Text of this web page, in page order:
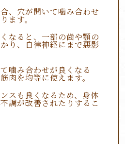
、穴が開いて噛み合わせ
ます。
なると、一部の歯や顎の
り、自律神経にまで悪影
噛み合わせが良くなる
肉を均等に使えます。
スも良くなるため、身体
調が改善されたりするこ